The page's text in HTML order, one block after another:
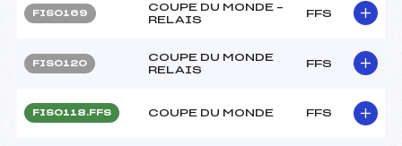
FIS0169
COUPE DU MONDE –
RELAIS
FFS
FIS0120
COUPE DU MONDE
RELAIS
FFS
FIS0118.FFS COUPE DU MONDE FFS